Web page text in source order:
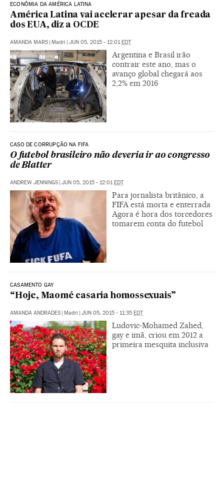
ECONÔMIA DA AMÉRICA LATINA
América Latina vai acelerar apesar da freada
dos EUA, diz a OCDE
AMANDA MARS | Madri | JUN 05, 2015 - 12:01EDT
Argentina e Brasil irão
contrair este ano, mas o
avanço global chegará aos
2,2% em 2016
CASO DE CORRUPÇÃO NA FIFA
O futebol brasileiro não deveria ir ao congresso
de Blatter
ANDREW JENNINGS | JUN 05, 2015 - 12:01EDT
Para jornalista britânico, a
FIFA está morta e enterrada
Agora é hora dos torcedores
tomarem conta do futebol
CASAMENTO GAY
“Hoje, Maomé casaria homossexuais”
AMANDA ANDRADES | Madri | JUN 05, 2015 - 11:35 EDT
Ludovic-Mohamed Zahed,
gay e imã, criou em 2012 a
primeira mesquita inclusiva